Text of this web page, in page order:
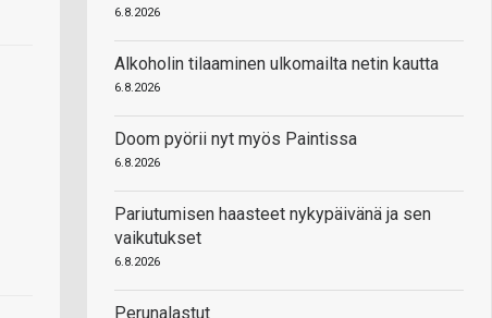
6.8.2026
Alkoholin tilaaminen ulkomailta netin kautta
6.8.2026
Doom pyörii nyt myös Paintissa
6.8.2026
Pariutumisen haasteet nykypäivänä ja sen
vaikutukset
6.8.2026
Perunalastut